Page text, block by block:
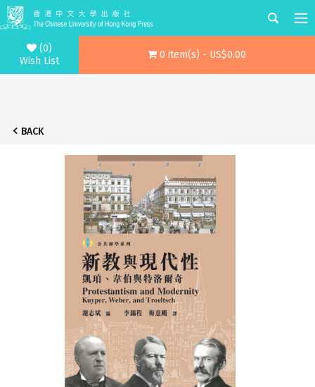
(0)
Wish List
0 item(s) - US$0.00
BACK